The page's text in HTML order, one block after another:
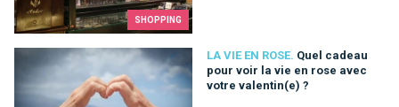
SHOPPING
LA VIE EN ROSE. Quel cadeau
pour voir la vie en rose avec
votre valentin(e) ?
Quel cadeau pour voir la vie en rose avec votre valentin(e) ?